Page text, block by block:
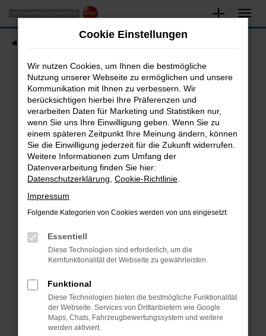
Zum
Hauptinhalt
springen
Fahrzeugsuche
Fehler: Network Error
Beim Laden ist ein Fehler aufgetreten.
Hier sind ein paar Tipps, die dir helfen können:
Überprüfe deine Firewall und deine
Internetverbindung.
Laden andere Webseiten, zum Beispiel deine
Suchmaschine?
Prüfe deine Browsererweiterungen.
können das Laden bestimmter Seiten
verhindern. Funktioniert die Seite in einem
anderen Browser oder in einem privaten
Starte dein Gerät neu.
Das kann manchmal helfen, vorübergehende
Probleme zu beheben.
Cookie Einstellungen
Wir nutzen Cookies, um Ihnen die bestmögliche
Nutzung unserer Webseite zu ermöglichen und unsere
Kommunikation mit Ihnen zu verbessern. Wir
berücksichtigen hierbei Ihre Präferenzen und
verarbeiten Daten für Marketing und Statistiken nur,
wenn Sie uns Ihre Einwilligung geben. Wenn Sie zu
einem späteren Zeitpunkt Ihre Meinung ändern, können
Sie die Einwilligung jederzeit für die Zukunft widerrufen.
Weitere Informationen zum Umfang der
Datenverarbeitung finden Sie hier:
Datenschutzerklärung Cookie-Richtlinie
Impressum
Folgende Kategorien von Cookies werden von uns eingesetzt:
Essentiell
Diese Technologien sind erforderlich, um die
Kernfunktionalität der Webseite zu gewährleisten.
Funktional
Diese Technologien bieten die bestmögliche Funktionalität
der Webseite. Services von Drittanbietern wie Google
Maps, Chats, Fahrzeugbewertungssystem und weitere
werden aktiviert.